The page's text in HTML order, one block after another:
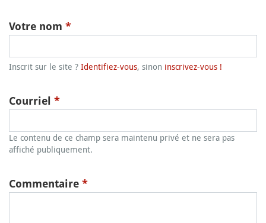
Votre nom *
Inscrit sur le site ? Identifiez-vous, sinon inscrivez-vous !
Courriel *
Le contenu de ce champ sera maintenu privé et ne sera pas
affiché publiquement.
Commentaire *